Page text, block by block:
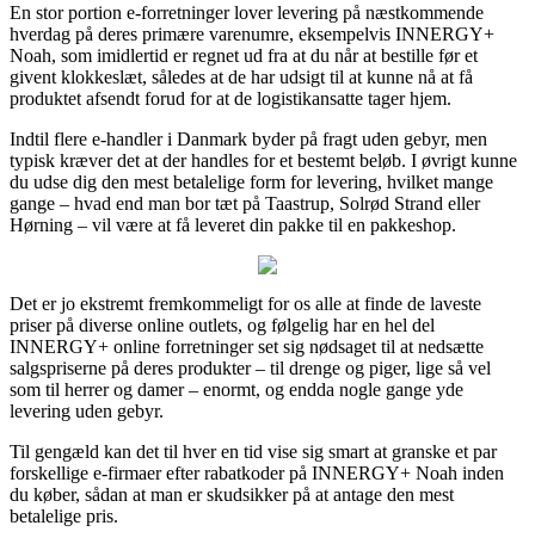
En stor portion e-forretninger lover levering på næstkommende
hverdag på deres primære varenumre, eksempelvis INNERGY+
Noah, som imidlertid er regnet ud fra at du når at bestille før et
givent klokkeslæt, således at de har udsigt til at kunne nå at få
produktet afsendt forud for at de logistikansatte tager hjem.
Indtil flere e-handler i Danmark byder på fragt uden gebyr, men
typisk kræver det at der handles for et bestemt beløb. I øvrigt kunne
du udse dig den mest betalelige form for levering, hvilket mange
gange – hvad end man bor tæt på Taastrup, Solrød Strand eller
Hørning – vil være at få leveret din pakke til en pakkeshop.
Det er jo ekstremt fremkommeligt for os alle at finde de laveste
priser på diverse online outlets, og følgelig har en hel del
INNERGY+ online forretninger set sig nødsaget til at nedsætte
salgspriserne på deres produkter – til drenge og piger, lige så vel
som til herrer og damer – enormt, og endda nogle gange yde
levering uden gebyr.
Til gengæld kan det til hver en tid vise sig smart at granske et par
forskellige e-firmaer efter rabatkoder på INNERGY+ Noah inden
du køber, sådan at man er skudsikker på at antage den mest
betalelige pris.